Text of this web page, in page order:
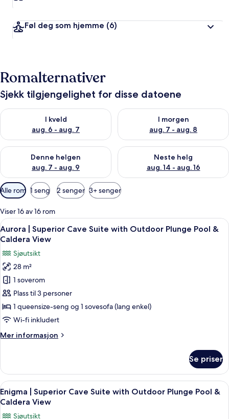
Føl deg som hjemme (6)
Romalternativer
Sjekk tilgjengelighet for disse datoene
I kveld
aug. 6 - aug. 7
Sjekk tilgjengelighet for i kveld, aug. 6 - aug. 7
I morgen
aug. 7 - aug. 8
Sjekk tilgjengelighet for i
Denne helgen
aug. 7 - aug. 9
Sjekk tilgjengelighet for denne helgen, aug. 7 - aug. 9
Neste helg
aug. 14 - aug. 16
Sjekk tilgjengelighet for neste
Tilgjengelige
filtre
for
rom
Alle rom 1 seng 2 senger 3+ senger
Viser 16 av 16 rom
Åpne
alle
av
Aurora
Superior
Cave
Suite
Outdoor
&
Caldera
View
Aurora | Superior Cave Suite with
26
Aurora | Superior Cave Suite with Outdoor Plunge Pool &
Caldera View
Sjøutsikt
28 m²
1 soverom
Plass til 3 personer
1 queensize-seng og 1 sovesofa (lang enkel)
Wi-fi inkludert
Mer informasjon
Mer
|
Superior
Cave
Suite
Se priser
Åpne
alle
Enigma | Superior Cave Suite with
12
Enigma | Superior Cave Suite with Outdoor Plunge Pool &
Caldera View
Sjøutsikt